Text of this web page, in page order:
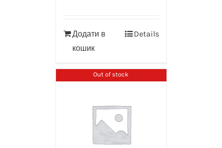
Додати в
кошик
Details
Out of stock